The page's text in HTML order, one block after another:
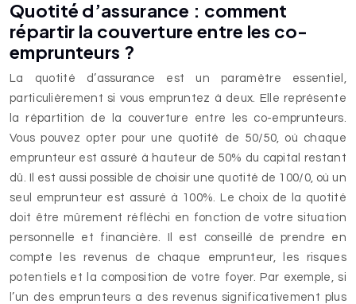
Quotité d’assurance : comment
répartir la couverture entre les co-
emprunteurs ?
La quotité d’assurance est un paramètre essentiel,
particulièrement si vous empruntez à deux. Elle représente
la répartition de la couverture entre les co-emprunteurs.
Vous pouvez opter pour une quotité de 50/50, où chaque
emprunteur est assuré à hauteur de 50% du capital restant
dû. Il est aussi possible de choisir une quotité de 100/0, où un
seul emprunteur est assuré à 100%. Le choix de la quotité
doit être mûrement réfléchi en fonction de votre situation
personnelle et financière. Il est conseillé de prendre en
compte les revenus de chaque emprunteur, les risques
potentiels et la composition de votre foyer. Par exemple, si
l’un des emprunteurs a des revenus significativement plus